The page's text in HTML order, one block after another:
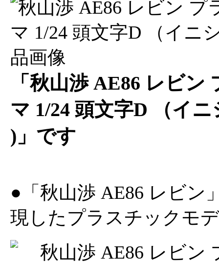
「秋山渉 AE86 レビ
マ 1/24 頭文字D （イ
)」です
●「秋山渉 AE86 レビン
現したプラスチックモ